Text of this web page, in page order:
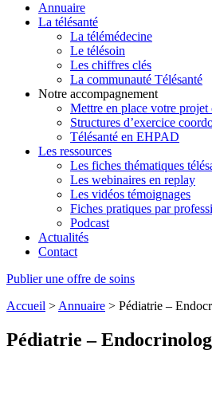
Annuaire
La télésanté
La télémédecine
Le télésoin
Les chiffres clés
La communauté Télésanté
Notre accompagnement
Mettre en place votre projet
Structures d’exercice
Télésanté en EHPAD
Les ressources
Les fiches thématiques
Les webinaires en replay
Les vidéos témoignages
Fiches pratiques par
Podcast
Actualités
Contact
Publier une offre de soins
Accueil > Annuaire > Pédiatrie –
Pédiatrie –